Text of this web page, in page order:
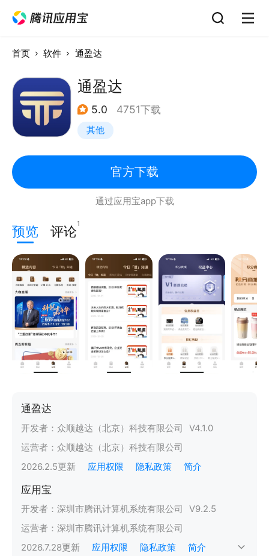
首页 软件 通盈达
通盈达
5.0 4751下载
其他
官方下载
通过应用宝app下载
预览 评论1
通盈达
开发者： 众顺越达（北京）科技有限公司 V4.1.0
运营者： 众顺越达（北京）科技有限公司
2026.2.5更新 应用权限 隐私政策 简介
应用宝
开发者： 深圳市腾讯计算机系统有限公司 V9.2.5
运营者： 深圳市腾讯计算机系统有限公司
2026.7.28更新 应用权限 隐私政策 简介